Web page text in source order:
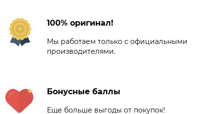
100% оригинал!
Мы работаем только с официальными
производителями.
Бонусные баллы
Еще больше выгоды от покупок!